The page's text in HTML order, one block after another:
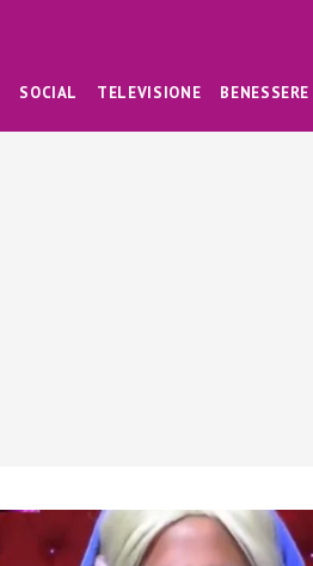
SOCIAL TELEVISIONE BENESSERE